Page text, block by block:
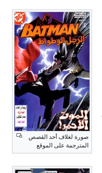
صورة لغلاف أحد القصص
المترجمة على الموقع